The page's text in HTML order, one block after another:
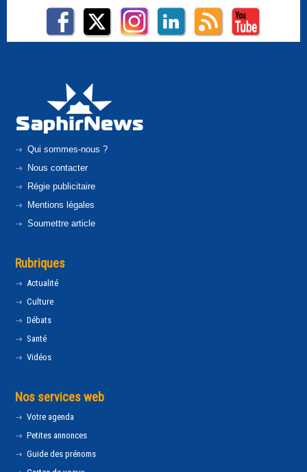
Qui sommes-nous ?
Nous contacter
Régie publicitaire
Mentions légales
Soumettre article
Rubriques
Actualité
Culture
Débats
Santé
Vidéos
Nos services web
Votre agenda
Petites annonces
Guide des prénoms